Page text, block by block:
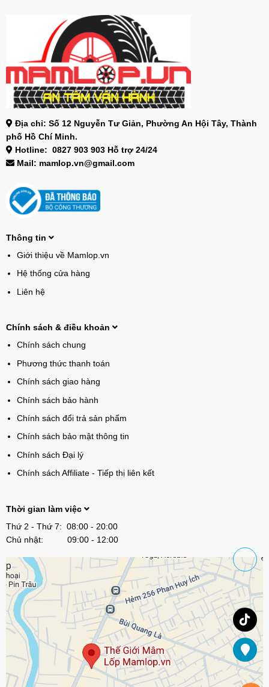
Địa chỉ: Số 12 Nguyễn Tư Giản, Phường An Hội Tây, Thành
phố Hồ Chí Minh.
Hotline: 0827 903 903 Hỗ trợ 24/24
Mail: mamlop.vn@gmail.com
Thông tin
Giới thiệu về Mamlop.vn
Hệ thống cửa hàng
Liên hệ
Chính sách & điều khoản
Chính sách chung
Phương thức thanh toán
Chính sách giao hàng
Chính sách bảo hành
Chính sách đổi trả sản phẩm
Chính sách bảo mật thông tin
Chính sách Đại lý
Chính sách Affiliate - Tiếp thị liên kết
Thời gian làm việc
Thứ 2 - Thứ 7: 08:00 - 20:00
Chủ nhật: 09:00 - 12:00